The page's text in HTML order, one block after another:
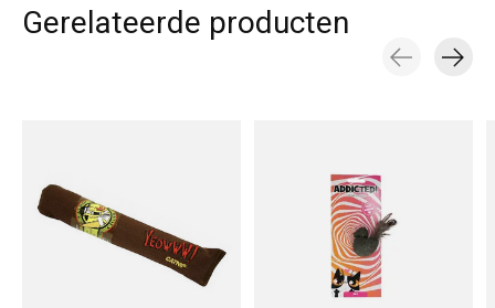
Gerelateerde producten